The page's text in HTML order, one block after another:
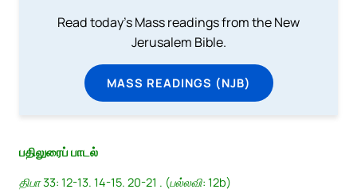
Read today's Mass readings from the New
Jerusalem Bible.
MASS READINGS (NJB)
பதிலுரைப் பாடல்
திபா 33: 12-13. 14-15. 20-21 . (பல்லவி: 12b)